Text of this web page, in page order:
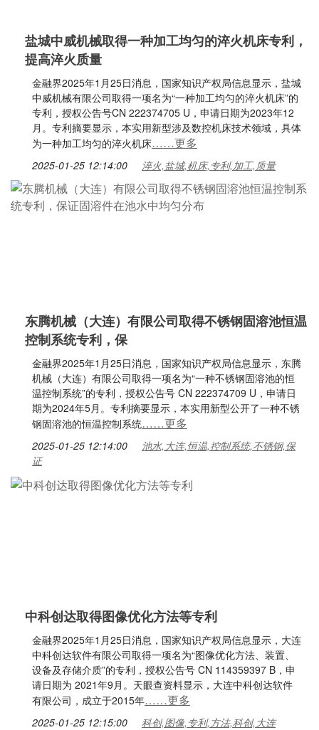
盐城中威机械取得一种加工均匀的淬火机床专利，
提高淬火质量
金融界2025年1月25日消息，国家知识产权局信息显示，盐城
中威机械有限公司取得一项名为“一种加工均匀的淬火机床”的
专利，授权公告号CN 222374705 U，申请日期为2023年12
月。专利摘要显示，本实用新型涉及数控机床技术领域，具体
为一种加工均匀的淬火机床……更多
2025-01-25 12:14:00 淬火,盐城,机床,专利,加工,质量
东腾机械（大连）有限公司取得不锈钢固溶池恒温
控制系统专利，保
金融界2025年1月25日消息，国家知识产权局信息显示，东腾
机械（大连）有限公司取得一项名为“一种不锈钢固溶池的恒
温控制系统”的专利，授权公告号 CN 222374709 U，申请日
期为2024年5月。专利摘要显示，本实用新型公开了一种不锈
钢固溶池的恒温控制系统……更多
2025-01-25 12:14:00
池水,大连,恒温,控制系统,不锈钢,保
证
中科创达取得图像优化方法等专利
金融界2025年1月25日消息，国家知识产权局信息显示，大连
中科创达软件有限公司取得一项名为“图像优化方法、装置、
设备及存储介质”的专利，授权公告号 CN 114359397 B，申
请日期为 2021年9月。天眼查资料显示，大连中科创达软件
有限公司，成立于2015年……更多
2025-01-25 12:15:00 科创,图像,专利,方法,科创,大连